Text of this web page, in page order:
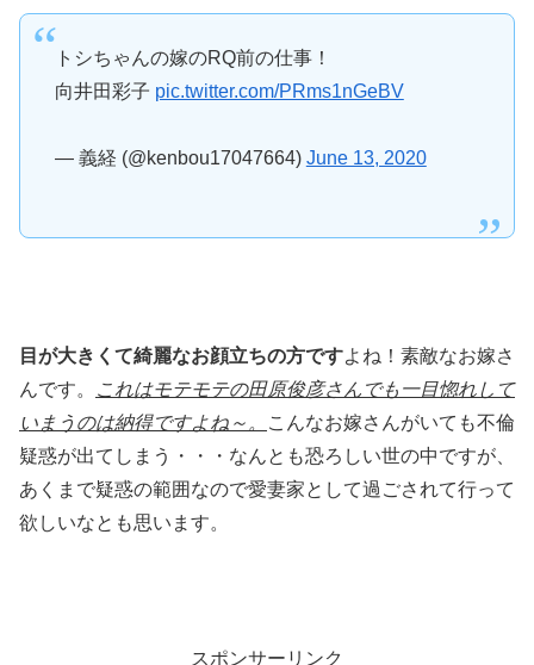
トシちゃんの嫁のRQ前の仕事！
向井田彩子 pic.twitter.com/PRms1nGeBV
— 義経 (@kenbou17047664) June 13, 2020
目が大きくて綺麗なお顔立ちの方ですよね！素敵なお嫁さ
んです。
これはモテモテの田原俊彦さんでも一目惚れして
いまうのは納得ですよね～。
こんなお嫁さんがいても不倫
疑惑が出てしまう・・・なんとも恐ろしい世の中ですが、
あくまで疑惑の範囲なので愛妻家として過ごされて行って
欲しいなとも思います。
スポンサーリンク